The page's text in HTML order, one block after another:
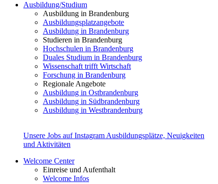
Ausbildung/Studium
Ausbildung in Brandenburg
Ausbildungsplatzangebote
Ausbildung in Brandenburg
Studieren in Brandenburg
Hochschulen in Brandenburg
Duales Studium in Brandenburg
Wissenschaft trifft Wirtschaft
Forschung in Brandenburg
Regionale Angebote
Ausbildung in Ostbrandenburg
Ausbildung in Südbrandenburg
Ausbildung in Westbrandenburg
Unsere Jobs auf Instagram Ausbildungsplätze, Neuigkeiten
und Aktivitäten
Welcome Center
Einreise und Aufenthalt
Welcome Infos